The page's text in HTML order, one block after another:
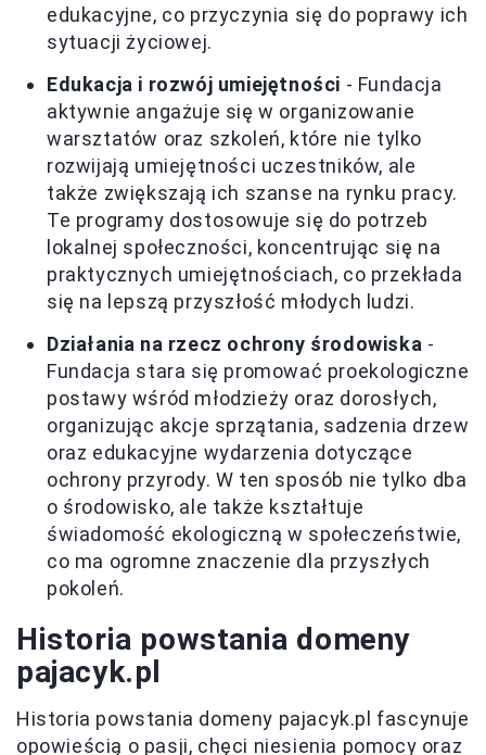
edukacyjne, co przyczynia się do poprawy ich
sytuacji życiowej.
Edukacja i rozwój umiejętności - Fundacja
aktywnie angażuje się w organizowanie
warsztatów oraz szkoleń, które nie tylko
rozwijają umiejętności uczestników, ale
także zwiększają ich szanse na rynku pracy.
Te programy dostosowuje się do potrzeb
lokalnej społeczności, koncentrując się na
praktycznych umiejętnościach, co przekłada
się na lepszą przyszłość młodych ludzi.
Działania na rzecz ochrony środowiska -
Fundacja stara się promować proekologiczne
postawy wśród młodzieży oraz dorosłych,
organizując akcje sprzątania, sadzenia drzew
oraz edukacyjne wydarzenia dotyczące
ochrony przyrody. W ten sposób nie tylko dba
o środowisko, ale także kształtuje
świadomość ekologiczną w społeczeństwie,
co ma ogromne znaczenie dla przyszłych
pokoleń.
Historia powstania domeny
pajacyk.pl
Historia powstania domeny pajacyk.pl fascynuje
opowieścią o pasji, chęci niesienia pomocy oraz